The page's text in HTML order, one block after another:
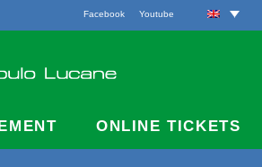
Facebook Youtube
ONLINE TICKETS